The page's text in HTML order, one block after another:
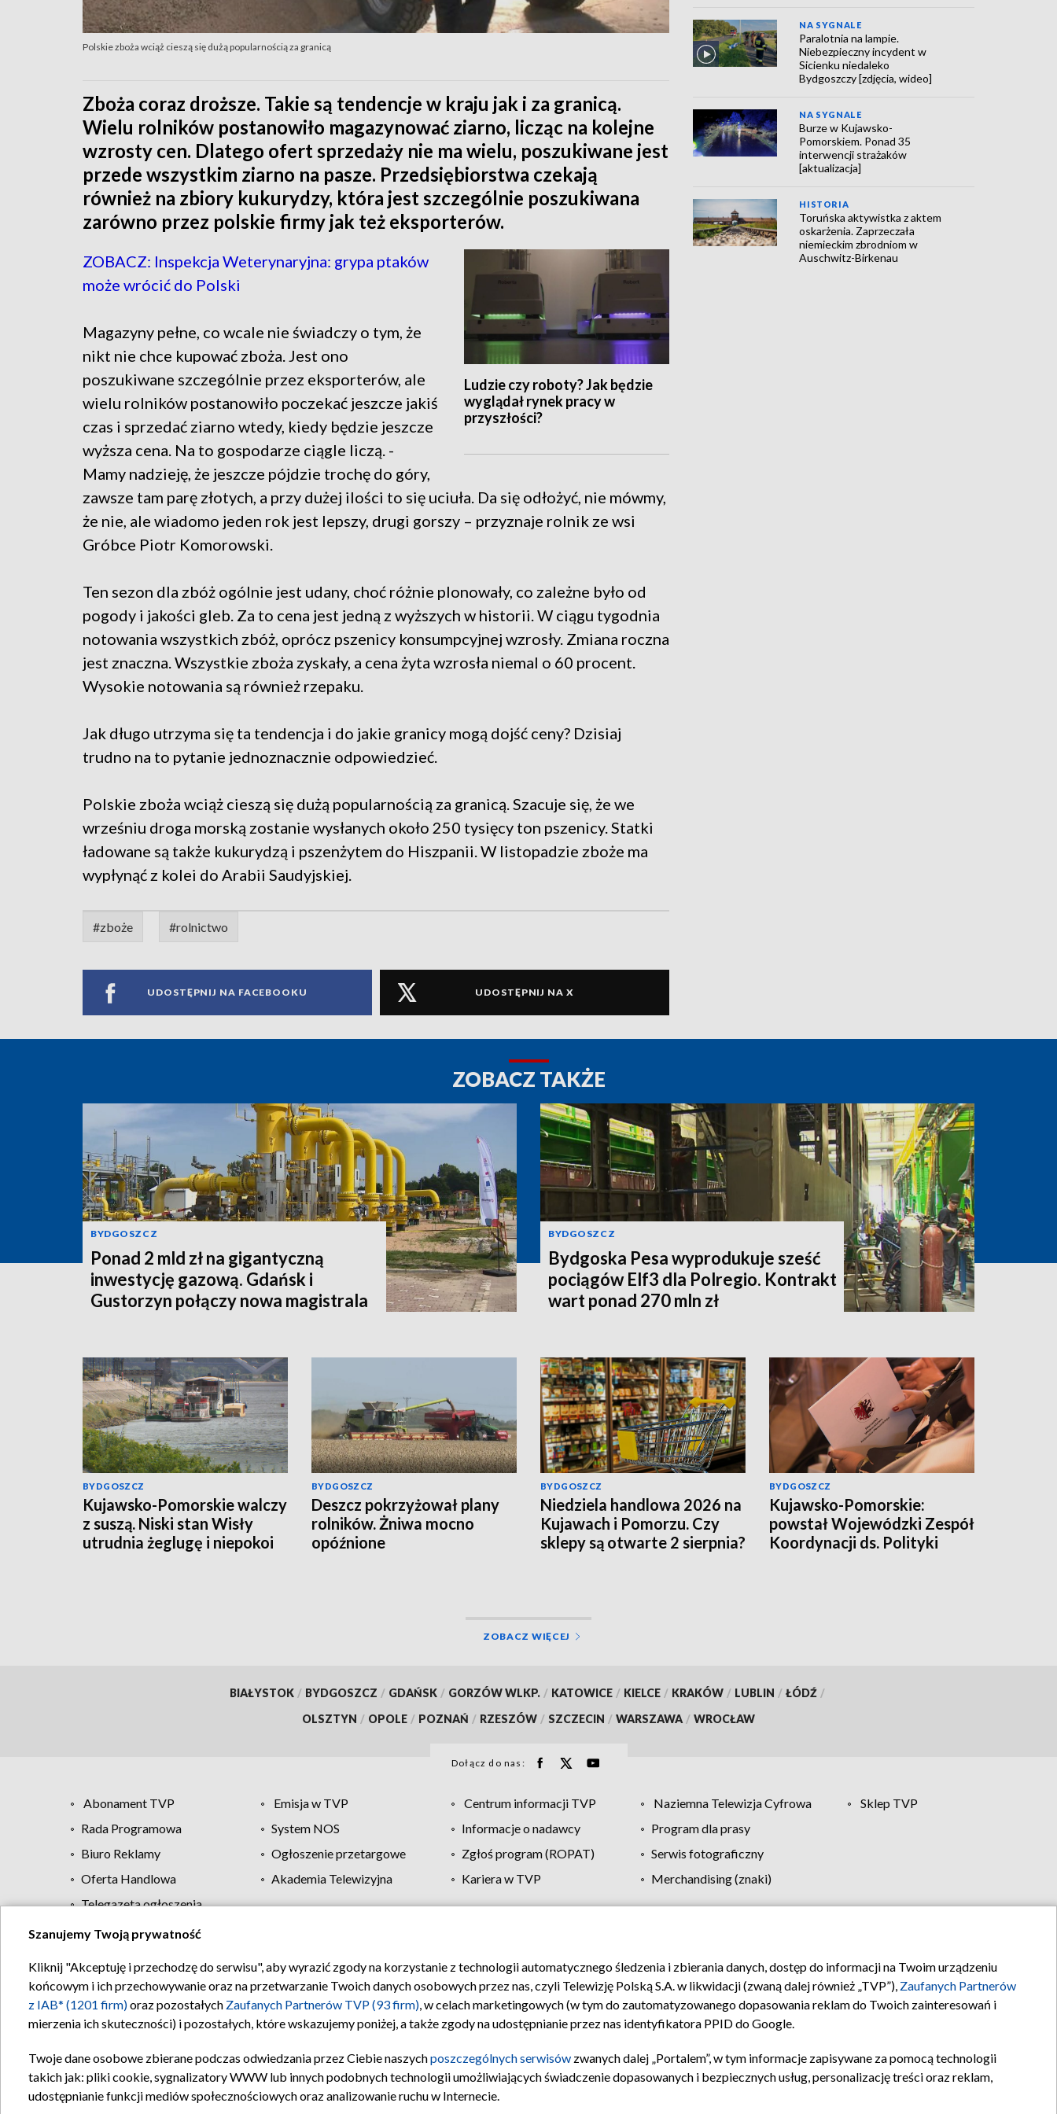
Polskie zboża wciąż cieszą się dużą popularnością za granicą
Zboża coraz droższe. Takie są tendencje w kraju jak i za granicą.
Wielu rolników postanowiło magazynować ziarno, licząc na kolejne
wzrosty cen. Dlatego ofert sprzedaży nie ma wielu, poszukiwane jest
przede wszystkim ziarno na pasze. Przedsiębiorstwa czekają
również na zbiory kukurydzy, która jest szczególnie poszukiwana
zarówno przez polskie firmy jak też eksporterów.
Ludzie czy roboty? Jak będzie
wyglądał rynek pracy w
przyszłości?
ZOBACZ: Inspekcja Weterynaryjna: grypa ptaków
może wrócić do Polski
Magazyny pełne, co wcale nie świadczy o tym, że
nikt nie chce kupować zboża. Jest ono
poszukiwane szczególnie przez eksporterów, ale
wielu rolników postanowiło poczekać jeszcze jakiś
czas i sprzedać ziarno wtedy, kiedy będzie jeszcze
wyższa cena. Na to gospodarze ciągle liczą. -
Mamy nadzieję, że jeszcze pójdzie trochę do góry,
zawsze tam parę złotych, a przy dużej ilości to się uciuła. Da się odłożyć, nie mówmy,
że nie, ale wiadomo jeden rok jest lepszy, drugi gorszy – przyznaje rolnik ze wsi
Gróbce Piotr Komorowski.
Ten sezon dla zbóż ogólnie jest udany, choć różnie plonowały, co zależne było od
pogody i jakości gleb. Za to cena jest jedną z wyższych w historii. W ciągu tygodnia
notowania wszystkich zbóż, oprócz pszenicy konsumpcyjnej wzrosły. Zmiana roczna
jest znaczna. Wszystkie zboża zyskały, a cena żyta wzrosła niemal o 60 procent.
Wysokie notowania są również rzepaku.
Jak długo utrzyma się ta tendencja i do jakie granicy mogą dojść ceny? Dzisiaj
trudno na to pytanie jednoznacznie odpowiedzieć.
Polskie zboża wciąż cieszą się dużą popularnością za granicą. Szacuje się, że we
wrześniu droga morską zostanie wysłanych około 250 tysięcy ton pszenicy. Statki
ładowane są także kukurydzą i pszenżytem do Hiszpanii. W listopadzie zboże ma
wypłynąć z kolei do Arabii Saudyjskiej.
#zboże #rolnictwo
UDOSTĘPNIJ NA FACEBOOKU UDOSTĘPNIJ NA X
NA SYGNALE
Paralotnia na lampie.
Niebezpieczny incydent w
Sicienku niedaleko
Bydgoszczy [zdjęcia, wideo]
NA SYGNALE
Burze w Kujawsko-
Pomorskiem. Ponad 35
interwencji strażaków
[aktualizacja]
HISTORIA
Toruńska aktywistka z aktem
oskarżenia. Zaprzeczała
niemieckim zbrodniom w
Auschwitz-Birkenau
ZOBACZ TAKŻE
BYDGOSZCZ
Ponad 2 mld zł na gigantyczną
inwestycję gazową. Gdańsk i
Gustorzyn połączy nowa magistrala
BYDGOSZCZ
Bydgoska Pesa wyprodukuje sześć
pociągów Elf3 dla Polregio. Kontrakt
wart ponad 270 mln zł
BYDGOSZCZ
Kujawsko-Pomorskie walczy
z suszą. Niski stan Wisły
utrudnia żeglugę i niepokoi
BYDGOSZCZ
Deszcz pokrzyżował plany
rolników. Żniwa mocno
opóźnione
BYDGOSZCZ
Niedziela handlowa 2026 na
Kujawach i Pomorzu. Czy
sklepy są otwarte 2 sierpnia?
BYDGOSZCZ
Kujawsko-Pomorskie:
powstał Wojewódzki Zespół
Koordynacji ds. Polityki
ZOBACZ WIĘCEJ
BIAŁYSTOK / BYDGOSZCZ / GDAŃSK / GORZÓW WLKP. / KATOWICE / KIELCE / KRAKÓW / LUBLIN / ŁÓDŹ /
OLSZTYN / OPOLE / POZNAŃ / RZESZÓW / SZCZECIN / WARSZAWA / WROCŁAW
Dołącz do nas:
Abonament TVP Emisja w TVP Centrum informacji TVP Naziemna Telewizja Cyfrowa
Sklep TVP
Rada Programowa
System NOS Informacje o nadawcy
Program dla prasy
Biuro Reklamy
Ogłoszenie przetargowe Zgłoś program (ROPAT)
Serwis fotograficzny
Oferta Handlowa
Akademia Telewizyjna Kariera w TVP
Merchandising (znaki)
Telegazeta ogłoszenia
Regulamin TVP Polityka prywatności Moje zgody Pomoc Biuro reklamy Kontakt
Szanujemy Twoją prywatność
Kliknij "Akceptuję i przechodzę do serwisu", aby wyrazić zgody na korzystanie z technologii automatycznego śledzenia i zbierania danych, dostęp do informacji na Twoim urządzeniu
końcowym i ich przechowywanie oraz na przetwarzanie Twoich danych osobowych przez nas, czyli Telewizję Polską S.A. w likwidacji (zwaną dalej również „TVP”), Zaufanych Partnerów
z IAB* (1201 firm)oraz pozostałych Zaufanych Partnerów TVP (93 firm), w celach marketingowych (w tym do zautomatyzowanego dopasowania reklam do Twoich zainteresowań i
mierzenia ich skuteczności) i pozostałych, które wskazujemy poniżej, a także zgody na udostępnianie przez nas identyfikatora PPID do Google.
Twoje dane osobowe zbierane podczas odwiedzania przez Ciebie naszychposzczególnych serwisów zwanych dalej „Portalem”, w tym informacje zapisywane za pomocą technologii
takich jak: pliki cookie, sygnalizatory WWW lub innych podobnych technologii umożliwiających świadczenie dopasowanych i bezpiecznych usług, personalizację treści oraz reklam,
udostępnianie funkcji mediów społecznościowych oraz analizowanie ruchu w Internecie.